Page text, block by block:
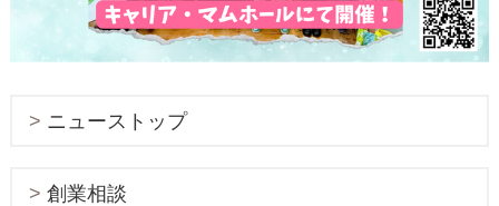
ニューストップ
創業相談